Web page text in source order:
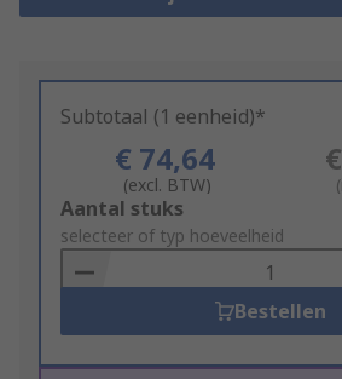
Subtotaal (1 eenheid)*
€ 74,64
(excl. BTW)
Add
to
Basket
Aantal stuks
selecteer of typ hoeveelheid
Bestellen